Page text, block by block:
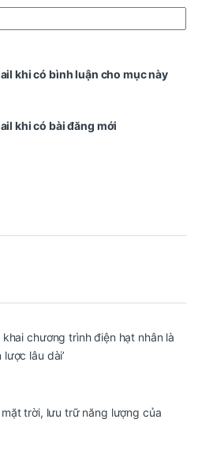
khi có bình luận cho mục này
khi có bài đăng mới
khai chương trình điện hạt nhân là
lâu dài’
trời, lưu trữ năng lượng của